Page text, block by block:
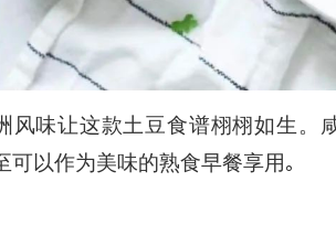
风味让这款土豆食谱栩栩如生。
可以作为美味的熟食早餐享用｡